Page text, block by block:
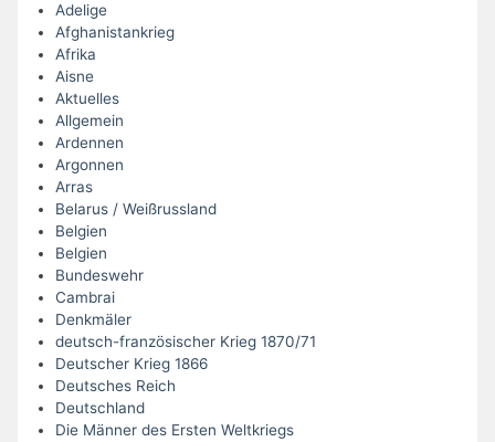
Adelige
Afghanistankrieg
Afrika
Aisne
Aktuelles
Allgemein
Ardennen
Argonnen
Arras
Belarus / Weißrussland
Belgien
Belgien
Bundeswehr
Cambrai
Denkmäler
deutsch-französischer Krieg 1870/71
Deutscher Krieg 1866
Deutsches Reich
Deutschland
Die Männer des Ersten Weltkriegs